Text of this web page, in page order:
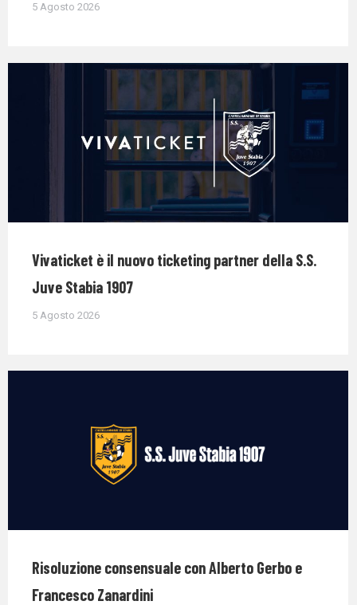
5 Agosto 2026
Vivaticket è il nuovo ticketing partner della S.S.
Juve Stabia 1907
5 Agosto 2026
Risoluzione consensuale con Alberto Gerbo e
Francesco Zanardini